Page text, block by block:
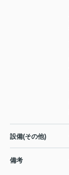
設備(その他)
備考